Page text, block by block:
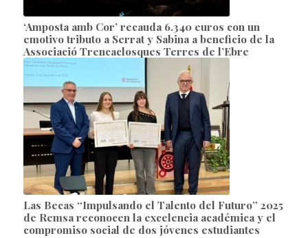
‘Amposta amb Cor’ recauda 6.340 euros con un
emotivo tributo a Serrat y Sabina a beneficio de la
Associació Trencaclosques Terres de l’Ebre
Las Becas “Impulsando el Talento del Futuro” 2025
de Remsa reconocen la excelencia académica y el
compromiso social de dos jóvenes estudiantes